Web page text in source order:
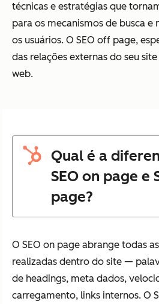
técnicas e estratégias que
para os mecanismos de busca e
os usuários. O SEO off page,
das relações externas do seu
web.
Qual é a
SEO on page e
page?
O SEO on page abrange todas
realizadas dentro do site —
de headings, meta dados,
carregamento, links internos. O